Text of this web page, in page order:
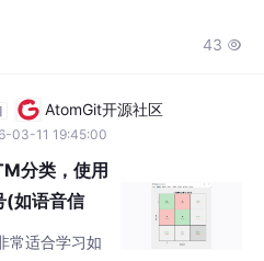
供了重要依
层光伏电池的
下的动态响应
43 
AtomGit开源社区
03-11 19:45:00
分类，使用
(如语音信
常适合学习如